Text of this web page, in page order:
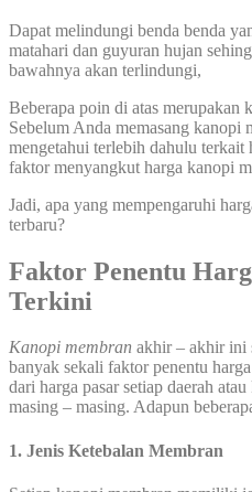
Dapat melindungi benda benda
matahari dan guyuran hujan
bawahnya akan terlindungi,
Beberapa poin di atas merupakan
Sebelum Anda memasang kanopi
mengetahui terlebih dahulu terkait
faktor menyangkut harga kanopi
Jadi, apa yang mempengaruhi
terbaru?
Faktor Penentu
Terkini
Kanopi membran akhir – akhir ini
banyak sekali faktor penentu
dari harga pasar setiap daerah
masing – masing. Adapun
1. Jenis Ketebalan Membran